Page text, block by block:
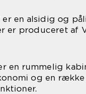
er en alsidig og
er produceret af
en rummelig
og en række